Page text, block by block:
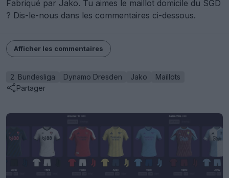
Fabriqué par Jako. Tu aimes le maillot domicile du SGD
? Dis-le-nous dans les commentaires ci-dessous.
Afficher les commentaires
2. Bundesliga Dynamo Dresden Jako
Maillots
Partager